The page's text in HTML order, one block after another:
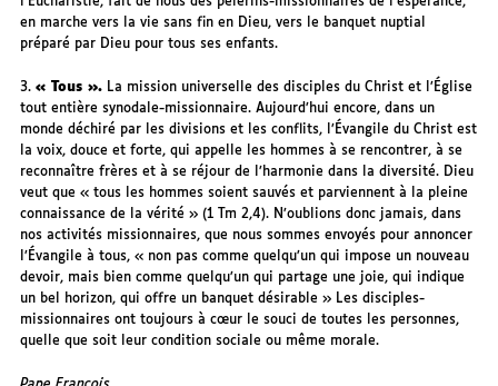
en marche vers la vie sans fin en Dieu, vers le banquet nuptial
préparé par Dieu pour tous ses enfants.
3.« Tous ». La mission universelle des disciples du Christ et l’Église
tout entière synodale-missionnaire. Aujourd’hui encore, dans un
monde déchiré par les divisions et les conflits, l’Évangile du Christ est
la voix, douce et forte, qui appelle les hommes à se rencontrer, à se
reconnaître frères et à se réjour de l’harmonie dans la diversité. Dieu
veut que « tous les hommes soient sauvés et parviennent à la pleine
connaissance de la vérité » (1 Tm 2,4). N’oublions donc jamais, dans
nos activités missionnaires, que nous sommes envoyés pour annoncer
l’Évangile à tous, « non pas comme quelqu’un qui impose un nouveau
devoir, mais bien comme quelqu’un qui partage une joie, qui indique
un bel horizon, qui offre un banquet désirable » Les disciples-
missionnaires ont toujours à cœur le souci de toutes les personnes,
quelle que soit leur condition sociale ou même morale.